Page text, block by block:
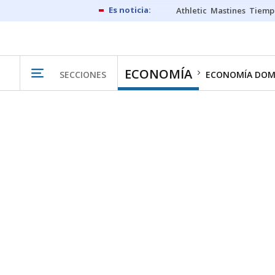
Athletic Mastines
SECCIONES ECONOMÍA ECONOMÍA